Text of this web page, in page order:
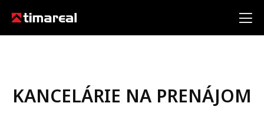
KANCELÁRIE NA PRENÁJOM